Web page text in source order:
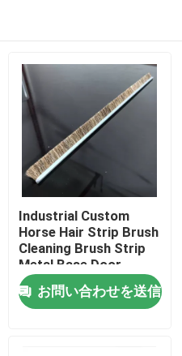
Industrial Custom
Horse Hair Strip Brush
Cleaning Brush Strip
Metal Base Door
Sweep Brush Horse
Hair Strip Brush
お問い合わせを送信